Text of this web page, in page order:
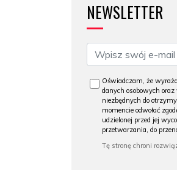
NEWSLETTER
Oświadczam, że
danych osobowych
niezbędnych do
momencie odwołać
udzielonej przed jej
przetwarzania, do